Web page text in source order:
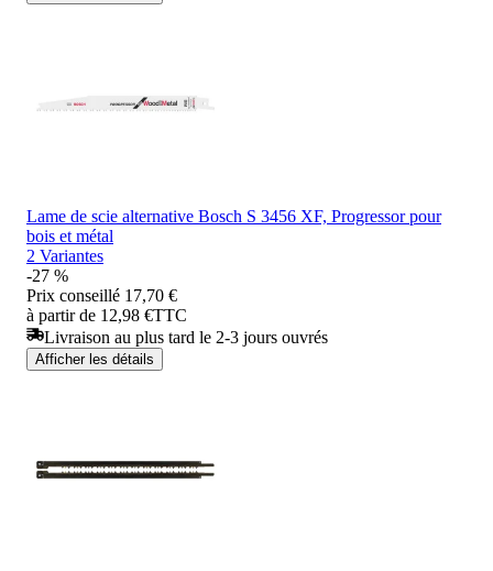
Lame de scie alternative Bosch S 3456 XF, Progressor pour
bois et métal
2 Variantes
-27 %
Prix conseillé 17,70 €
à partir de 12,98 €TTC
Livraison au plus tard le 2-3 jours ouvrés
Afficher les détails